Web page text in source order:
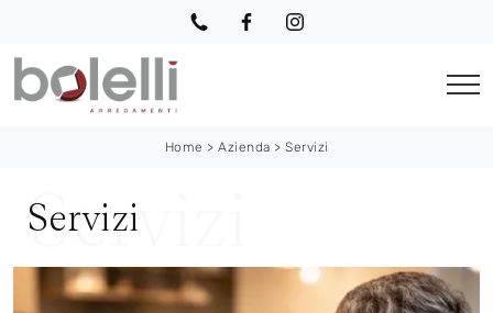
Home > Azienda > Servizi
Servizi